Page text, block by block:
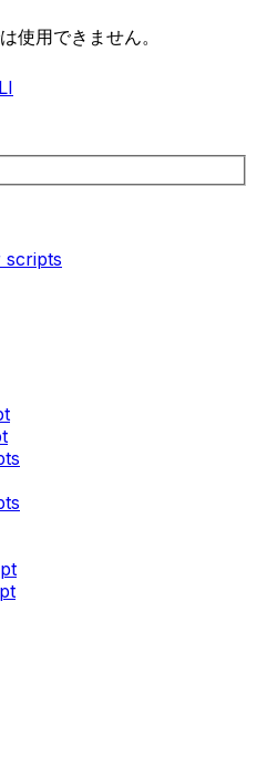
使用できません。
scripts